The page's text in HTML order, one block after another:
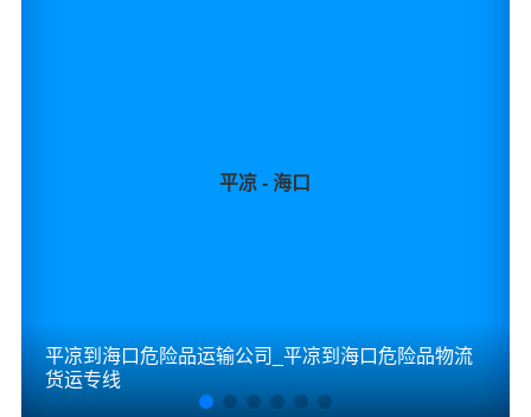
怎么计算专线运输费用？
什么是提货费用（也称接货费、取货费、上门提货费）？
物流公司安排车辆上门把货物运送到专线运输商进行配载
过程中产生的费用称为提货费。提货过程是发货时很重要
平凉 - 海口
平凉到海口危险品运输公司_平凉到海口危险品物流
货运专线